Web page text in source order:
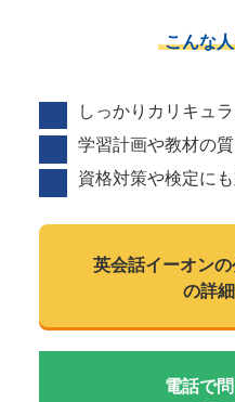
こんな
しっかりカリキュ
学習計画や教材の
資格対策や検定に
英会話イーオンの
の詳
電話で